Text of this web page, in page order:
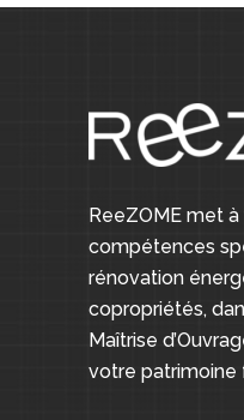
ReeZOME met
compétences
rénovation
copropriétés,
Maîtrise
votre patrimoine